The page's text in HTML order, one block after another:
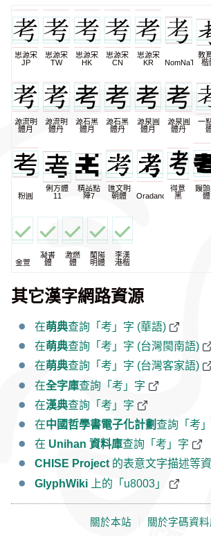
思源宋
JP
思源宋
TW
思源宋
HK
思源宋
CN
思源宋
KR
NomNaTong
教
楷
源流明
體月
源流明
體丹
源石黑
體月
源石黑
體丹
源泉圓
體月
源泉圓
體丹
一
粉圓
俐方體
11
精品點
陣7
匯文明
朝體
Oradano
得意
黑
饅
體
金萱
凝書
體
激燃
體
蘭陽
明體
李漢
港楷
其它漢字網路資源
在萌典查詢「考」字 (華語)
在萌典查詢「考」字 (台灣閩南語)
在萌典查詢「考」字 (台灣客家語)
在全字庫查詢「考」字
在漢典查詢「考」字
在中國哲學書電子化計劃查詢「考
在 Unihan 資料庫查詢「考」字
CHISE Project 的表意文字描述等
GlyphWiki 上的「u8003」
關於本站 關於字碼資料